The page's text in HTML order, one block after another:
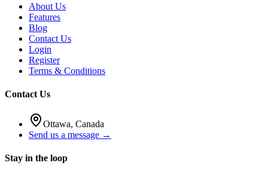
About Us
Features
Blog
Contact Us
Login
Register
Terms & Conditions
Contact Us
Ottawa, Canada
Send us a message →
Stay in the loop